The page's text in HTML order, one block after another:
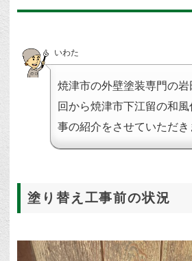
いわた
焼津市の外壁塗装専門の
回から焼津市下江留の和
事の紹介をさせていただき
塗り替え工事前の状況